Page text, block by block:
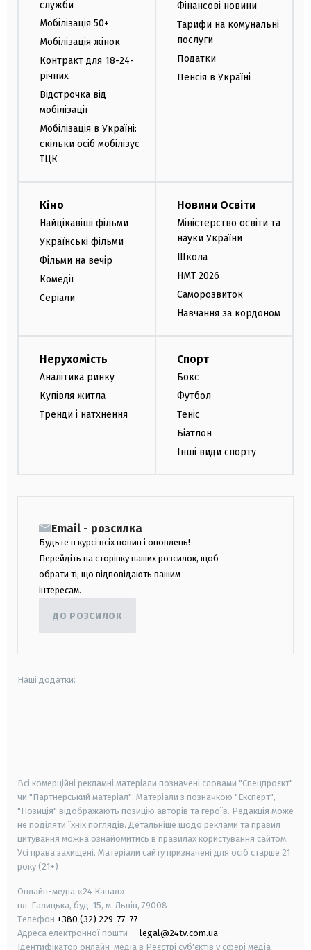
служби
Мобілізація 50+
Мобілізація жінок
Контракт для 18-24-
річних
Відстрочка від
мобілізації
Мобілізація в Україні:
скільки осіб мобілізує
ТЦК
Фінансові новини
Тарифи на комунальні
послуги
Податки
Пенсія в Україні
Кіно
Найцікавіші фільми
Українські фільми
Фільми на вечір
Комедії
Серіали
Новини Освіти
Міністерство освіти та
науки України
Школа
НМТ 2026
Саморозвиток
Навчання за кордоном
Нерухомість
Аналітика ринку
Купівля житла
Тренди і натхнення
Спорт
Бокс
Футбол
Теніс
Біатлон
Інші види спорту
Email - розсилка
Будьте в курсі всіх новин і оновлень!
Перейдіть на сторінку наших розсилок, щоб
обрати ті, що відповідають вашим
інтересам.
ДО РОЗСИЛОК
Наші додатки:
Всі комерційні рекламні матеріали позначені словами "Спецпроєкт"
чи "Партнерський матеріал". Матеріали з позначкою "Експерт",
"Позиція" відображають позицію авторів та героїв. Редакція може
не поділяти їхніх поглядів. Детальніше щодо реклами та правил
цитування можна ознайомитись в правилах користування сайтом.
Усі права захищені. Матеріали сайту призначені для осіб старше 21
року (21+)
Онлайн-медіа «24 Канал»
пл. Галицька, буд. 15, м. Львів, 79008
Телефон +380 (32) 229-77-77
Адреса електронної пошти — legal@24tv.com.ua
Ідентифікатор онлайн-медіа в Реєстрі суб'єктів у сфері медіа —